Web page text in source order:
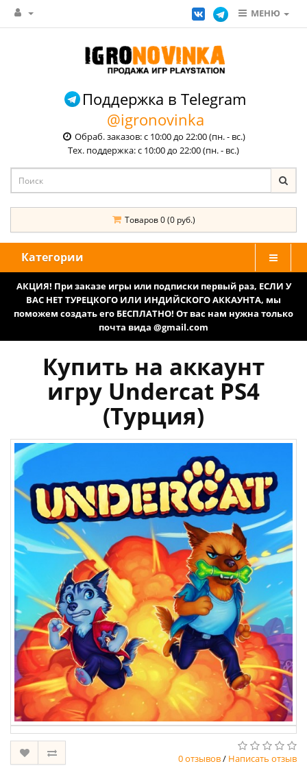
МЕНЮ
Поддержка в Telegram
@igronovinka
Обраб. заказов: с 10:00 до 22:00 (пн. - вс.)
Тех. поддержка: с 10:00 до 22:00 (пн. - вс.)
Товаров 0 (0 руб.)
Категории
АКЦИЯ! При заказе игры или подписки первый раз, ЕСЛИ У
ВАС НЕТ ТУРЕЦКОГО ИЛИ ИНДИЙСКОГО АККАУНТА, мы
поможем создать его БЕСПЛАТНО! От вас нам нужна только
почта вида @gmail.com
Купить на аккаунт
игру Undercat PS4
(Турция)
0 отзывов/ Написать отзыв